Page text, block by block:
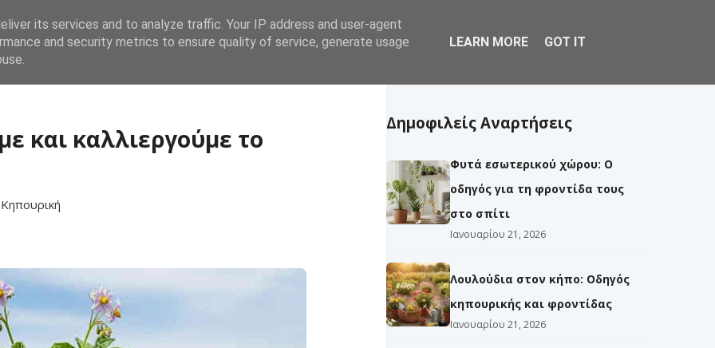
Αρχική Λαχανικά Καλλωπιστικά Βότανα
και καλλιεργούμε το
Κηπουρική
Δημοφιλείς Αναρτήσεις
Φυτά εσωτερικού χώρου: Ο
οδηγός για τη φροντίδα τους
στο σπίτι
Ιανουαρίου 21, 2026
Λουλούδια στον κήπο: Οδηγός
κηπουρικής και φροντίδας
Ιανουαρίου 21, 2026
its services and to analyze traffic. Your IP address and user-agent
and security metrics to ensure quality of service, generate usage
LEARN MORE GOT IT